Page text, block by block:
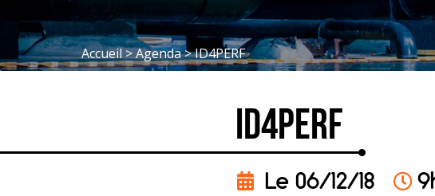
Accueil>Agenda>ID4PERF
ID4PERF
Le 06/12/18